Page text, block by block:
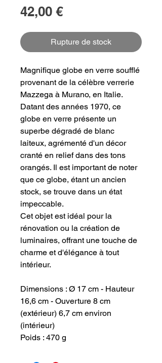
42,00 €Prix
Rupture de stock
Magnifique globe en verre soufflé
provenant de la célèbre verrerie
Mazzega à Murano, en Italie.
Datant des années 1970, ce
globe en verre présente un
superbe dégradé de blanc
laiteux, agrémenté d'un décor
cranté en relief dans des tons
orangés. Il est important de noter
que ce globe, étant un ancien
stock, se trouve dans un état
impeccable.
Cet objet est idéal pour la
rénovation ou la création de
luminaires, offrant une touche de
charme et d'élégance à tout
intérieur.
Dimensions : Ø 17 cm - Hauteur
16,6 cm - Ouverture 8 cm
(extérieur) 6,7 cm environ
(intérieur)
Poids : 470 g